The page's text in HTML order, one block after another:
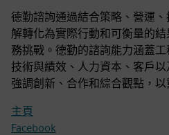
德勤諮詢通過結合策略、營運
解轉化為實際行動和可衡量的
務挑戰。德勤的諮詢能力涵蓋
技術與績效、人力資本、客戶
強調創新、合作和綜合觀點，
主頁
Facebook